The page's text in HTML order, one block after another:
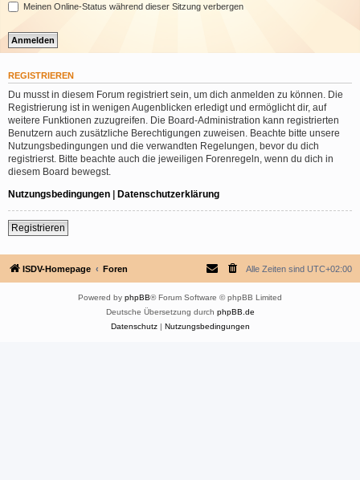
Meinen Online-Status während dieser Sitzung verbergen
REGISTRIEREN
Du musst in diesem Forum registriert sein, um dich anmelden zu können. Die
Registrierung ist in wenigen Augenblicken erledigt und ermöglicht dir, auf
weitere Funktionen zuzugreifen. Die Board-Administration kann registrierten
Benutzern auch zusätzliche Berechtigungen zuweisen. Beachte bitte unsere
Nutzungsbedingungen und die verwandten Regelungen, bevor du dich
registrierst. Bitte beachte auch die jeweiligen Forenregeln, wenn du dich in
diesem Board bewegst.
Nutzungsbedingungen | Datenschutzerklärung
Registrieren
ISDV-Homepage Foren Alle Zeiten sind UTC+02:00
Powered by phpBB® Forum Software © phpBB Limited
Deutsche Übersetzung durch phpBB.de
Datenschutz| Nutzungsbedingungen